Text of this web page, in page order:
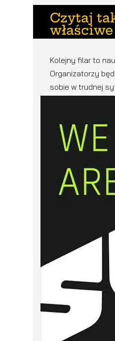
Czytaj
Kolejny filar to
Organizatorzy
sobie w trudnej